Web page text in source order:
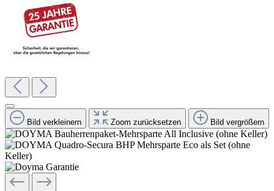
Bild verkleinern Zoom zurücksetzen Bild vergrößern